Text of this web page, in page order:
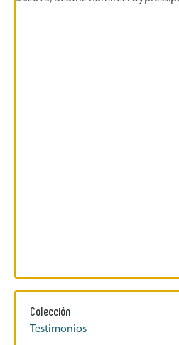
Colección
Testimonios